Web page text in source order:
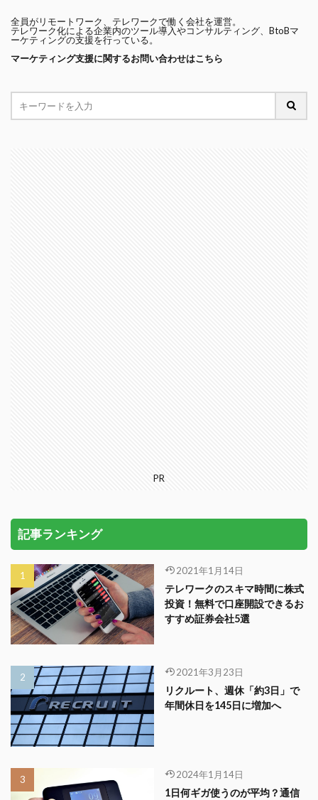
全員がリモートワーク、テレワークで働く会社を運営。
テレワーク化による企業内のツール導入やコンサルティング、BtoBマ
ーケティングの支援を行っている。
マーケティング支援に関するお問い合わせはこちら
PR
記事ランキング
2021年1月14日
テレワークのスキマ時間に株式
投資！無料で口座開設できるお
すすめ証券会社5選
2021年3月23日
リクルート、週休「約3日」で
年間休日を145日に増加へ
2024年1月14日
1日何ギガ使うのが平均？通信